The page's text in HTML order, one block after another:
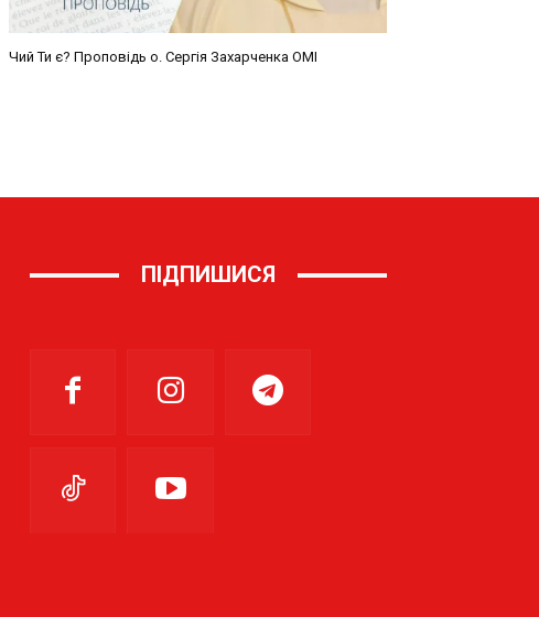
ПІДПИШИСЯ